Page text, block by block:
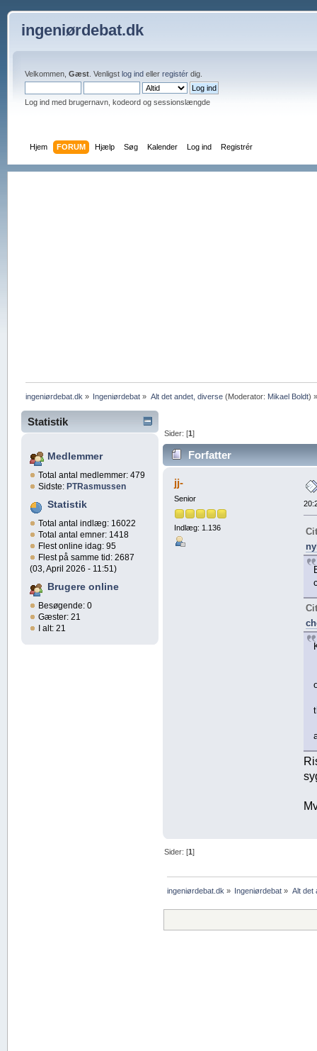
ingeniørdebat.dk
Velkommen, Gæst. Venligst log indeller registérdig.
Log ind med brugernavn, kodeord og sessionslængde
Hjem FORUM Hjælp Søg Kalender Log ind Registrér
ingeniørdebat.dk » Ingeniørdebat » Alt det andet, diverse(Moderator: Mikael Boldt) »
Statistik
Medlemmer
Total antal medlemmer: 479
Sidste: PTRasmussen
Statistik
Total antal indlæg: 16022
Total antal emner: 1418
Flest online idag: 95
Flest på samme tid: 2687
(03, April 2026 - 11:51)
Brugere online
Besøgende: 0
Gæster: 21
I alt: 21
Sider: [1]
Forfatter
gange)
jj-
Senior
Indlæg: 1.136
Sider: [1]
ingeniørdebat.dk » Ingeniørdebat » Alt det